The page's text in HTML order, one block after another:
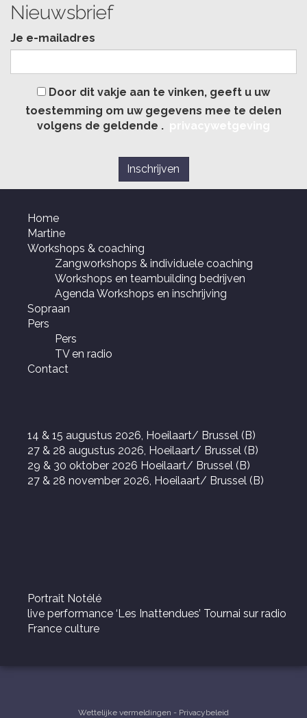
Nieuwsbrief
Je e-mailadres
Door dit vakje aan te vinken, geeft u uw
toestemming om uw gegevens mee te delen
volgens de geldende .
Home
Martine
Workshops & coaching
Zangworkshops & individuele coaching
Workshops en teambuilding bedrijven
Agenda Workshops en inschrijving
Sopraan
Pers
Pers
TV en radio
Contact
14 & 15 augustus 2026, Hoeilaart/ Brussel (B)
27 & 28 augustus 2026, Hoeilaart/ Brussel (B)
29 & 30 oktober 2026 Hoeilaart/ Brussel (B)
27 & 28 november 2026, Hoeilaart/ Brussel (B)
Portrait Notélé
live performance ‘Les Inattendues’ Tournai sur radio
France culture
Wettelijke vermeldingen - Privacybeleid